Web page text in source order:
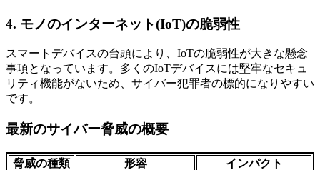
4. モノのインターネット(IoT)の脆弱性
スマートデバイスの台頭により、IoTの脆弱性が大きな懸念
事項となっています。多くのIoTデバイスには堅牢なセキュ
リティ機能がないため、サイバー犯罪者の標的になりやすい
です。
最新のサイバー脅威の概要
脅威の種類 形容
インパクト